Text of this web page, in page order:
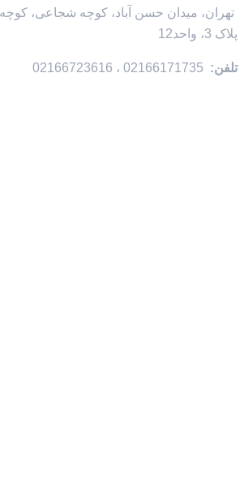
تهران، میدان حسن آباد، کوچه شجاعی،
پلاک 3، واحد12
تلفن: